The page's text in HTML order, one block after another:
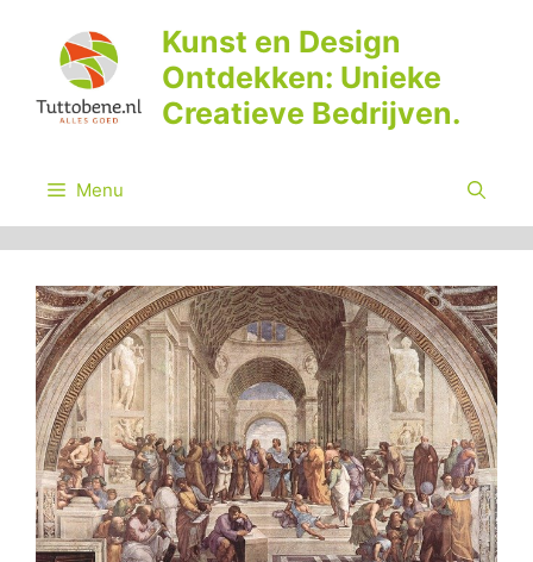
inhoud
Kunst en Design
Ontdekken: Unieke
Creatieve Bedrijven.
Menu